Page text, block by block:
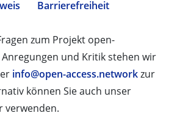
Barrierefreiheit
zum Projekt open-
und Kritik stehen wir
info@open-access.networkzur
können Sie auch unser
verwenden.